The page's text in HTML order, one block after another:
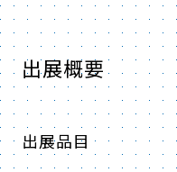
出展概要
出展品目